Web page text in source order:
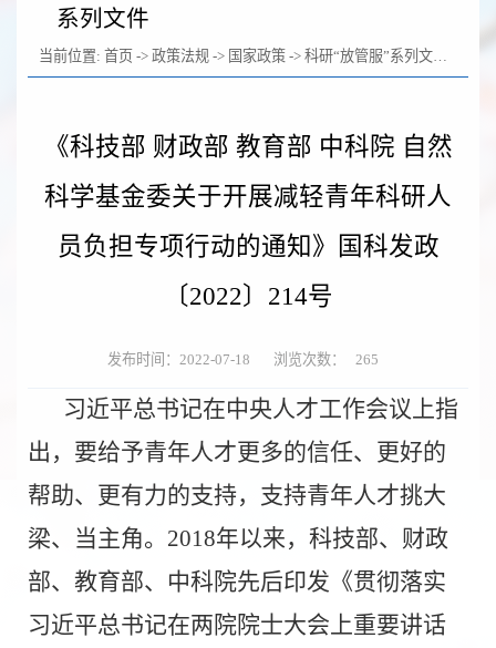
系列文件
当前位置: 首页 -> 政策法规 -> 国家政策 -> 科研“放管服”系列文件
《科技部 财政部 教育部 中科院 自然
科学基金委关于开展减轻青年科研人
员负担专项行动的通知》国科发政
〔2022〕214号
发布时间：2022-07-18 浏览次数： 265
习近平总书记在中央人才工作会议上指
出，要给予青年人才更多的信任、更好的
帮助、更有力的支持，支持青年人才挑大
梁、当主角。 2018年以来，科技部、财政
部、教育部、中科院先后印发《贯彻落实
习近平总书记在两院院士大会上重要讲话